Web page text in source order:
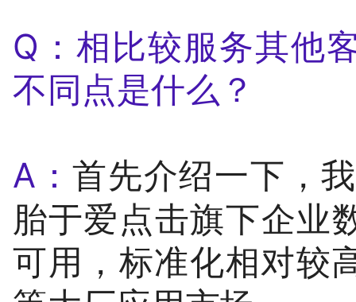
Q：相比较服务其他
不同点是什么？
A：首先介绍一下，
胎于爱点击旗下企
可用，标准化相对较